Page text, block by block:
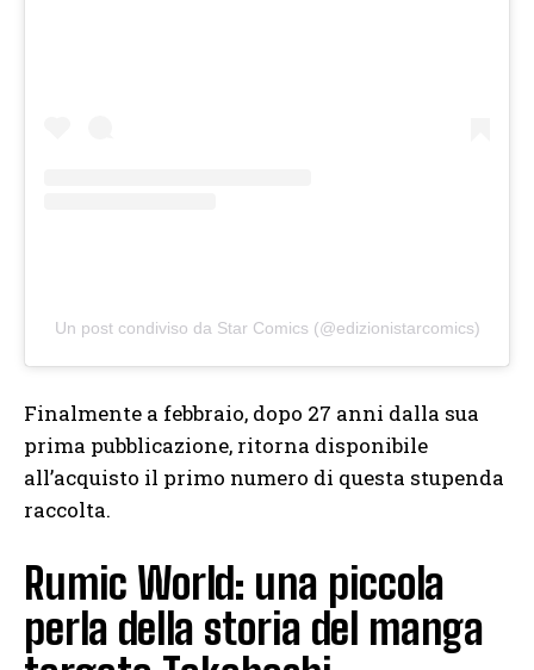
Un post condiviso da Star Comics (@edizionistarcomics)
Finalmente a febbraio, dopo 27 anni dalla sua
prima pubblicazione, ritorna disponibile
all’acquisto il primo numero di questa stupenda
raccolta.
Rumic World: una piccola
perla della storia del manga